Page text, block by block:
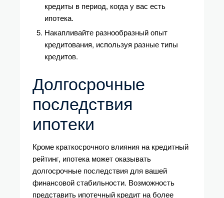
кредиты в период, когда у вас есть
ипотека.
Накапливайте разнообразный опыт
кредитования, используя разные типы
кредитов.
Долгосрочные
последствия
ипотеки
Кроме краткосрочного влияния на кредитный
рейтинг, ипотека может оказывать
долгосрочные последствия для вашей
финансовой стабильности. Возможность
представить ипотечный кредит на более